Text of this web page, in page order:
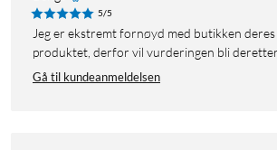
5/5
Jeg er ekstremt fornøyd med butikken deres som tilbyr dette
produktet, derfor vil vurderingen bli
Gå til kundeanmeldelsen